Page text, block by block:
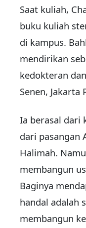
Saat kuliah,
buku kuliah
di kampus.
mendirikan
kedokteran
Senen,
Ia berasal dari
dari pasangan
Halimah.
membangun
Baginya
handal adalah
membangun